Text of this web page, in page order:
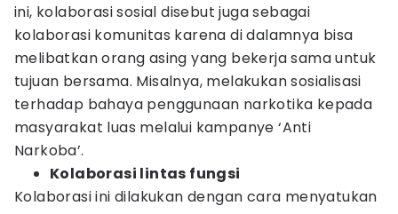
ini, kolaborasi sosial disebut juga sebagai
kolaborasi komunitas karena di dalamnya bisa
melibatkan orang asing yang bekerja sama untuk
tujuan bersama. Misalnya, melakukan sosialisasi
terhadap bahaya penggunaan narkotika kepada
masyarakat luas melalui kampanye ‘Anti
Narkoba’.
Kolaborasi lintas fungsi
Kolaborasi ini dilakukan dengan cara menyatukan